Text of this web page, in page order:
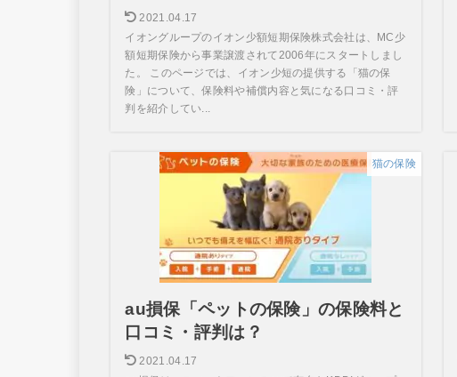
2021.04.17
イオングループのイオン少額短期保険株式会社は、MC少
額短期保険から事業譲渡されて2006年にスタートしまし
た。 このページでは、イオン少短の提供する「猫の保
険」について、保険料や補償内容と気になる口コミ・評
判を紹介してい...
猫の保険
au損保「ペットの保険」の保険料と
口コミ・評判は？
2021.04.17